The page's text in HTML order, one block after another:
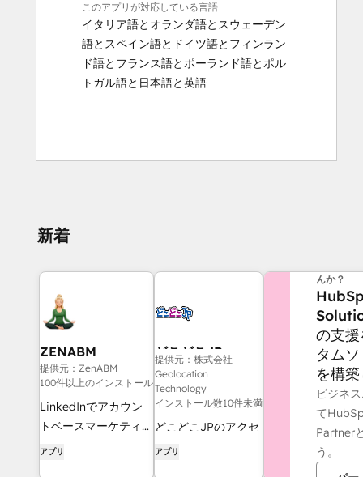
このアプリが対応している言語
イタリア語と オランダ語と スウェーデン
語と スペイン語と ドイツ語と フィンラン
ド語と フランス語とポーランド語とポル
トガル語と 日本語と英語
新着
ZENABM
提供元：ZenABM
100件以上のインストール
LinkedInでアカウン
トベースマーケティン
グキャンペーンをより
アプリ
どこどこJP
提供元：株式会社
Geolocation
Technology
インストール数10件未満
どこどこJPのアクセ
スレポートを
アプリ
んか？
の支
タム
を構
ビジネ
て
Partner
う。